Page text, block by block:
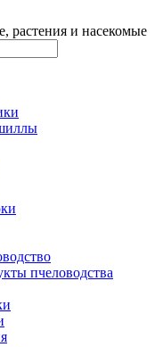
растения и насекомые
пчеловодства